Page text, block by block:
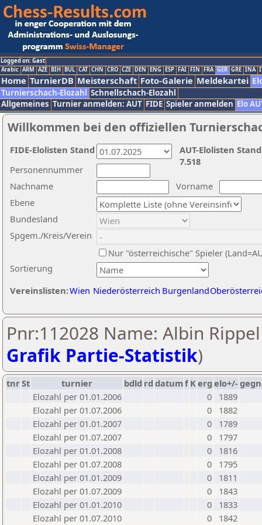
Logged on: Gast
Arabic ARM AZE BIH BUL CAT CHN CRO CZE DEN ENG ESP FAI FIN FRA GER GRE INA
Home TurnierDB Meisterschaft Foto-Galerie Meldekartei
Turnierschach-Elozahl Schnellschach-Elozahl
Allgemeines Turnier anmelden: AUT FIDE Spieler anmelden Elo
Willkommen bei den offiziellen
Nachname
Vorname
Ebene
Sortierung
Personennummer
Bundesland
Spgem./Kreis/Verein
Nur "österreichische" Spieler
Vereinslisten:Wien Niederösterreich Burgenland
AUT-Elolisten
7.518
FIDE-Elolisten Stand
Pnr:112028 Name: Albin
Grafik Partie-Statistik)
tnrSt turnier bdld rd datumf Kerg elo+/-
Elozahl per 01.01.2006
0
1889
Elozahl per 01.07.2006
0
1882
Elozahl per 01.01.2007
0
1789
Elozahl per 01.07.2007
0
1797
Elozahl per 01.01.2008
0
1816
Elozahl per 01.07.2008
0
1795
Elozahl per 01.01.2009
0
1811
Elozahl per 01.07.2009
0
1843
Elozahl per 01.01.2010
0
1833
Elozahl per 01.07.2010
0
1842